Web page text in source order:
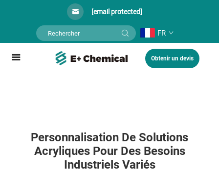
[email protected]
FR
Obtenir un devis
Personnalisation De Solutions
Acryliques Pour Des Besoins
Industriels Variés